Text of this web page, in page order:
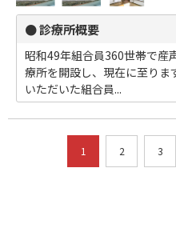
● 診療所概要
昭和49年組合員360世帯で産
療所を開設し、現在に至りま
いただいた組合員...
1 2 3